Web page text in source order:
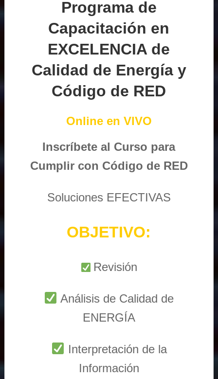
Programa de
Capacitación en
EXCELENCIA de
Calidad de Energía y
Código de RED
Online en VIVO
Inscríbete al Curso para
Cumplir con Código de RED
Soluciones EFECTIVAS
OBJETIVO:
Revisión
Análisis de Calidad de
ENERGÍA
Interpretación de la
Información